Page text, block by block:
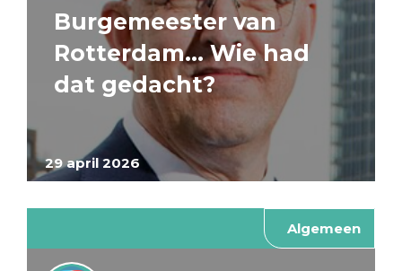
29 april 2026
Burgemeester van
Rotterdam… Wie had
dat gedacht?
Algemeen